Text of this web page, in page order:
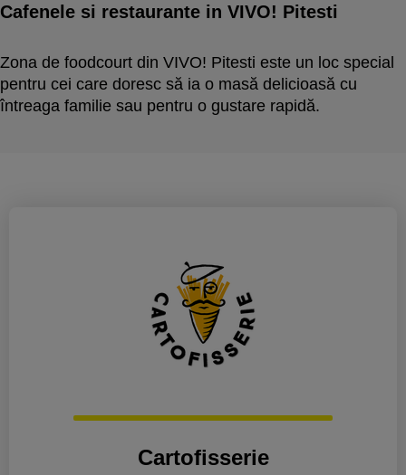
Cafenele si restaurante in VIVO! Pitesti
Zona de foodcourt din VIVO! Pitesti este un loc special
pentru cei care doresc să ia o masă delicioasă cu
întreaga familie sau pentru o gustare rapidă.
Cartofisserie